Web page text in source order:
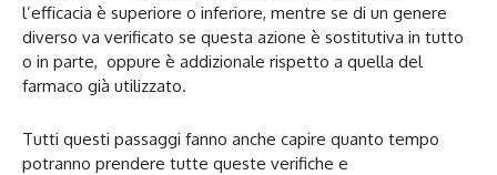
l’efficacia è superiore o inferiore, mentre se di un genere
diverso va verificato se questa azione è sostitutiva in tutto
o in parte, oppure è addizionale rispetto a quella del
farmaco già utilizzato.
Tutti questi passaggi fanno anche capire quanto tempo
potranno prendere tutte queste verifiche e